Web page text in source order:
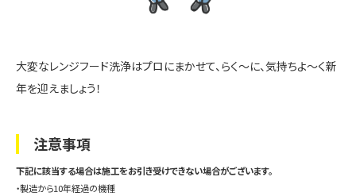
大変なレンジフード洗浄はプロにまかせて、らく～に、気持ちよ～く新
年を迎えましょう！
注意事項
下記に該当する場合は施工をお引き受けできない場合がございます。
・製造から10年経過の機種